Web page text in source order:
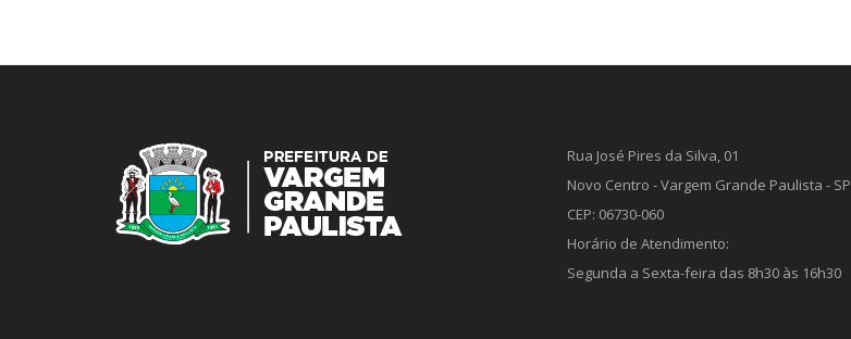
Rua José Pires da Silva, 01
Novo Centro - Vargem Grande Paulista - SP
CEP: 06730-060
Horário de Atendimento:
Segunda a Sexta-feira das 8h30 às 16h30